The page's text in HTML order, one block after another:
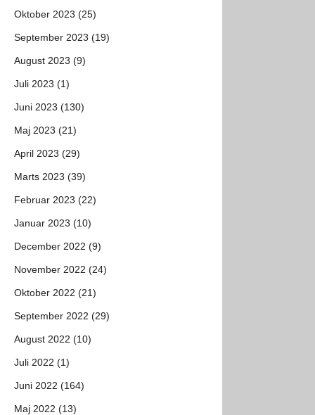
Oktober 2023 (25)
September 2023 (19)
August 2023 (9)
Juli 2023 (1)
Juni 2023 (130)
Maj 2023 (21)
April 2023 (29)
Marts 2023 (39)
Februar 2023 (22)
Januar 2023 (10)
December 2022 (9)
November 2022 (24)
Oktober 2022 (21)
September 2022 (29)
August 2022 (10)
Juli 2022 (1)
Juni 2022 (164)
Maj 2022 (13)